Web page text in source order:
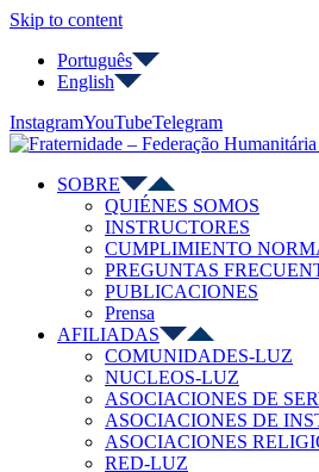
Skip to content
Português
English
InstagramYouTubeTelegram
SOBRE
QUIÉNES SOMOS
INSTRUCTORES
CUMPLIMIENTO
PREGUNTAS
PUBLICACIONES
Prensa
AFILIADAS
COMUNIDADES-LUZ
NUCLEOS-LUZ
ASOCIACIONES DE
ASOCIACIONES DE
ASOCIACIONES
RED-LUZ